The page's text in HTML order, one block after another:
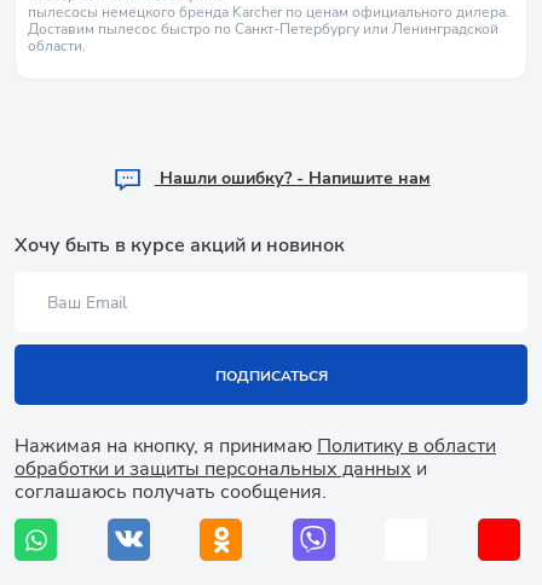
пылесосы немецкого бренда Karcher по ценам официального дилера.
Доставим пылесос быстро по Санкт-Петербургу или Ленинградской
области.
Hашли ошибку? - Напишите нам
Хочу быть в курсе акций и новинок
ПОДПИСАТЬСЯ
Нажимая на кнопку, я принимаю Политику в области
обработки и защиты персональных данных и
соглашаюсь получать сообщения.